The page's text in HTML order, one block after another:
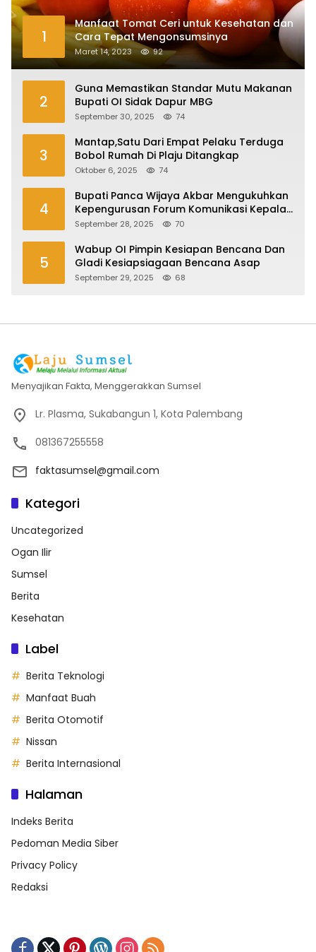
1
Manfaat Tomat Ceri untuk Kesehatan dan
Cara Tepat Mengonsumsinya
Maret 14, 2023 92
2
Guna Memastikan Standar Mutu Makanan
Bupati OI Sidak Dapur MBG
September 30, 2025 74
3
Mantap,Satu Dari Empat Pelaku Terduga
Bobol Rumah Di Plaju Ditangkap
Oktober 6, 2025 74
4
Bupati Panca Wijaya Akbar Mengukuhkan
Kepengurusan Forum Komunikasi Kepala
Desa Kabupaten Ogan Ilir Periode 2025-
September 28, 2025 70
5
Wabup OI Pimpin Kesiapan Bencana Dan
Gladi Kesiapsiagaan Bencana Asap
September 29, 2025 68
Menyajikan Fakta, Menggerakkan Sumsel
Lr. Plasma, Sukabangun 1, Kota Palembang
081367255558
faktasumsel@gmail.com
Kategori
Uncategorized
Ogan Ilir
Sumsel
Berita
Kesehatan
Label
Berita Teknologi
Manfaat Buah
Berita Otomotif
Nissan
Berita Internasional
Halaman
Indeks Berita
Pedoman Media Siber
Privacy Policy
Redaksi